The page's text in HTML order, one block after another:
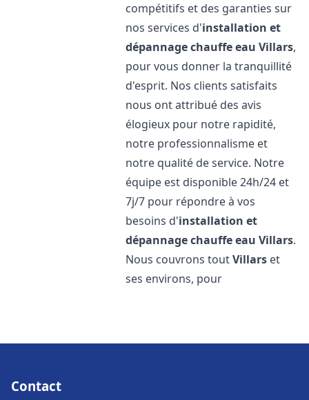
compétitifs et des garanties sur
nos services d'installation et
dépannage chauffe eau Villars,
pour vous donner la tranquillité
d'esprit. Nos clients satisfaits
nous ont attribué des avis
élogieux pour notre rapidité,
notre professionnalisme et
notre qualité de service. Notre
équipe est disponible 24h/24 et
7j/7 pour répondre à vos
besoins d'installation et
dépannage chauffe eau Villars.
Nous couvrons toutVillars et
ses environs, pour
Contact